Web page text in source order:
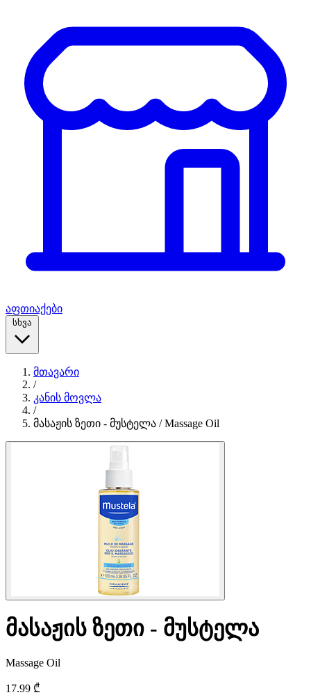
აფთიაქები
სხვა
მთავარი
/
კანის მოვლა
/
მასაჟის ზეთი - მუსტელა / Massage Oil
მასაჟის ზეთი - მუსტელა
Massage Oil
17.99 ₾